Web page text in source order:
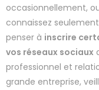
occasionnellement,
connaissez
penser à inscrire
vos réseaux sociaux
professionnel et
grande entreprise,